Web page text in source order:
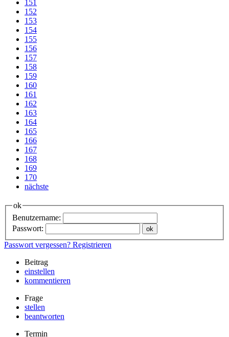
151
152
153
154
155
156
157
158
159
160
161
162
163
164
165
166
167
168
169
170
nächste
ok
Benutzername:
Passwort:
Passwort vergessen? Registrieren
Beitrag
einstellen
kommentieren
Frage
stellen
beantworten
Termin